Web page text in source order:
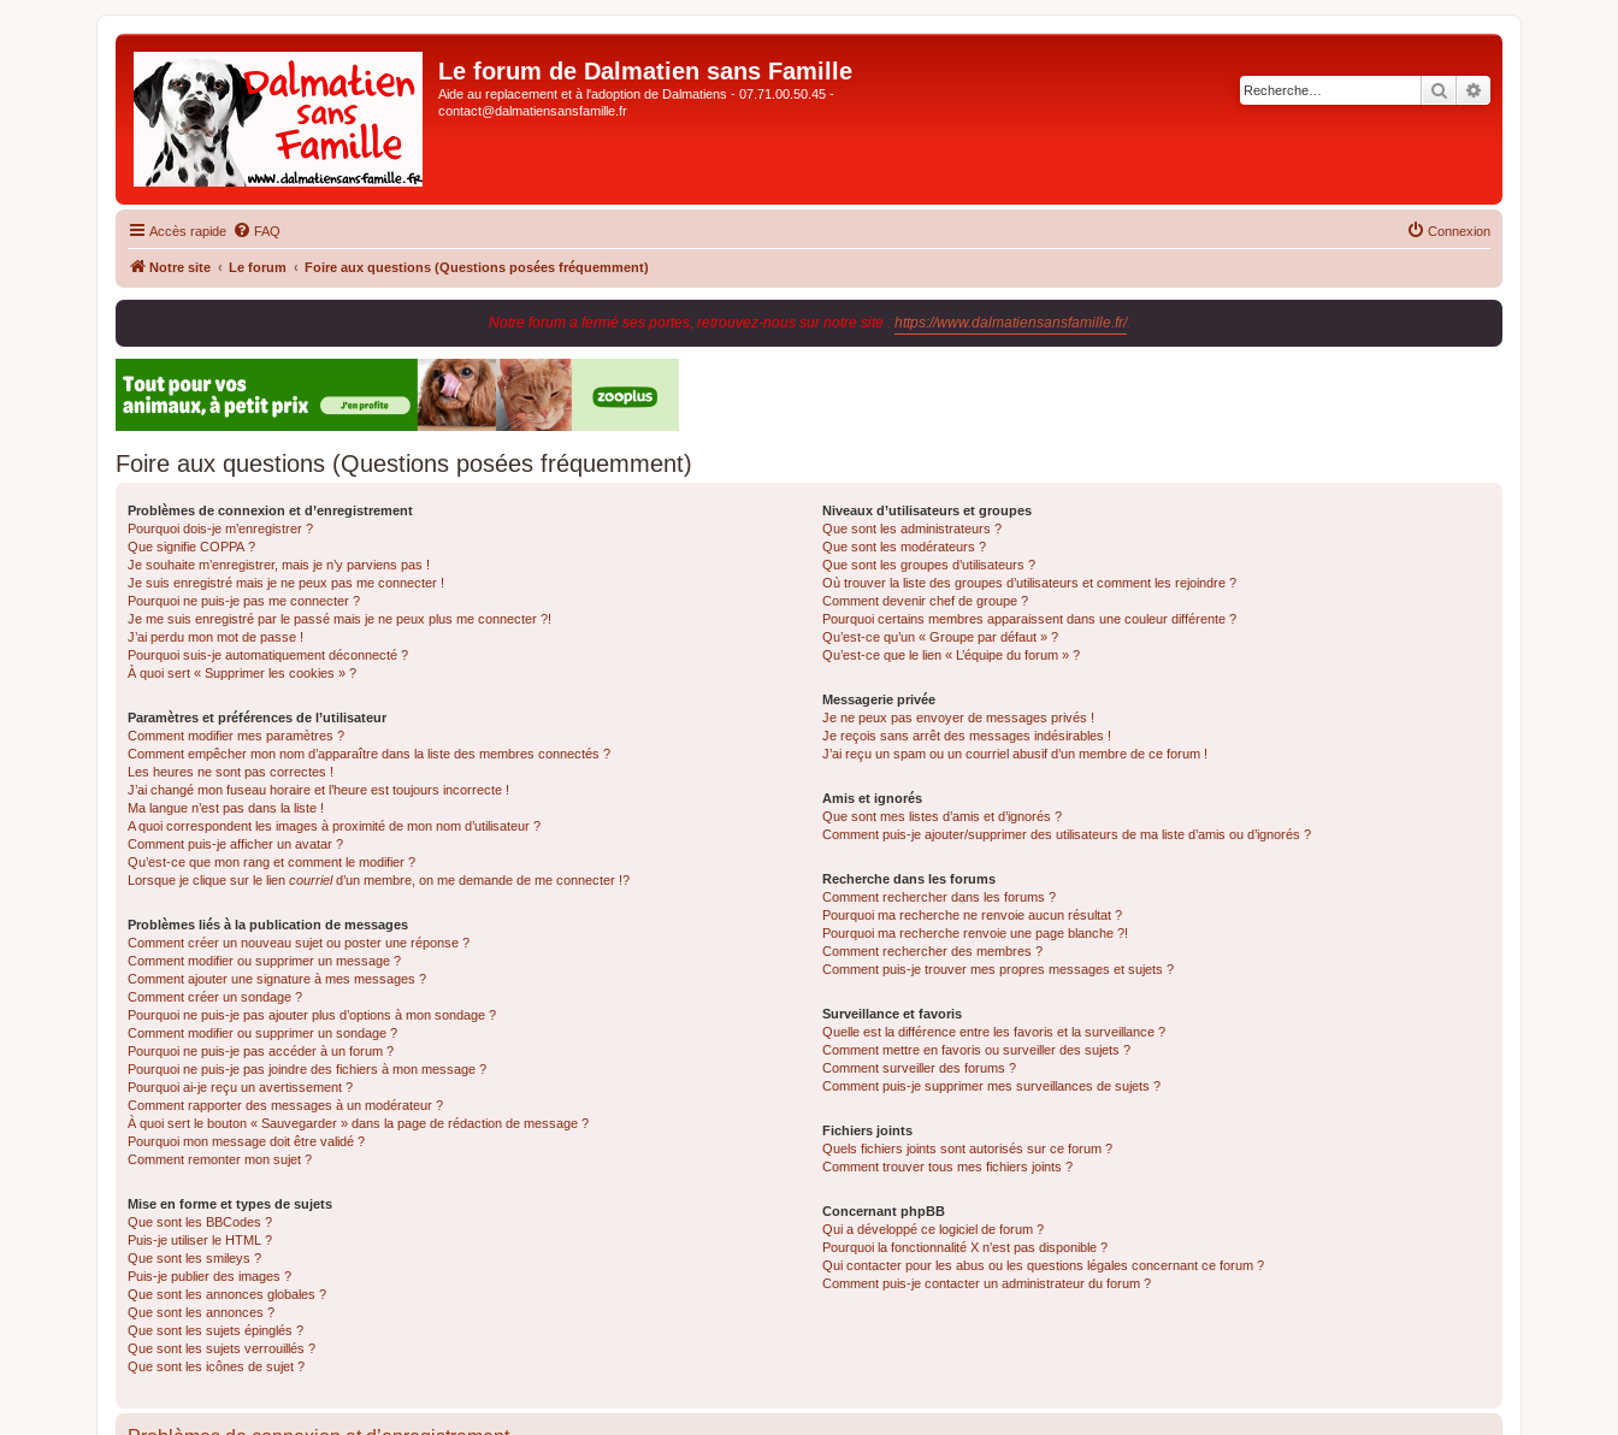
Le forum de Dalmatien sans Famille
Aide au replacement et à l'adoption de Dalmatiens - 07.71.00.50.45 -
contact@dalmatiensansfamille.fr
Rechercher
Accès rapide FAQ Connexion
Notre site Le forum Foire aux questions (Questions posées fréquemment)
Notre forum a fermé ses portes, retrouvez-nous sur notre site : https://www.dalmatiensansfamille.fr/.
Foire aux questions (Questions posées fréquemment)
Problèmes de connexion et d’enregistrement
Pourquoi dois-je m’enregistrer ?
Que signifie COPPA ?
Je souhaite m’enregistrer, mais je n’y parviens pas !
Je suis enregistré mais je ne peux pas me connecter !
Pourquoi ne puis-je pas me connecter ?
Je me suis enregistré par le passé mais je ne peux plus me connecter ?!
J’ai perdu mon mot de passe !
Pourquoi suis-je automatiquement déconnecté ?
À quoi sert « Supprimer les cookies » ?
Paramètres et préférences de l’utilisateur
Comment modifier mes paramètres ?
Comment empêcher mon nom d’apparaître dans la liste des membres connectés ?
Les heures ne sont pas correctes !
J’ai changé mon fuseau horaire et l’heure est toujours incorrecte !
Ma langue n’est pas dans la liste !
A quoi correspondent les images à proximité de mon nom d’utilisateur ?
Comment puis-je afficher un avatar ?
Qu’est-ce que mon rang et comment le modifier ?
Lorsque je clique sur le lien courrield’un membre, on me demande de me connecter !?
Problèmes liés à la publication de messages
Comment créer un nouveau sujet ou poster une réponse ?
Comment modifier ou supprimer un message ?
Comment ajouter une signature à mes messages ?
Comment créer un sondage ?
Pourquoi ne puis-je pas ajouter plus d’options à mon sondage ?
Comment modifier ou supprimer un sondage ?
Pourquoi ne puis-je pas accéder à un forum ?
Pourquoi ne puis-je pas joindre des fichiers à mon message ?
Pourquoi ai-je reçu un avertissement ?
Comment rapporter des messages à un modérateur ?
À quoi sert le bouton « Sauvegarder » dans la page de rédaction de message ?
Pourquoi mon message doit être validé ?
Comment remonter mon sujet ?
Mise en forme et types de sujets
Que sont les BBCodes ?
Puis-je utiliser le HTML ?
Que sont les smileys ?
Puis-je publier des images ?
Que sont les annonces globales ?
Que sont les annonces ?
Que sont les sujets épinglés ?
Que sont les sujets verrouillés ?
Que sont les icônes de sujet ?
Niveaux d’utilisateurs et groupes
Que sont les administrateurs ?
Que sont les modérateurs ?
Que sont les groupes d’utilisateurs ?
Où trouver la liste des groupes d’utilisateurs et comment les rejoindre ?
Comment devenir chef de groupe ?
Pourquoi certains membres apparaissent dans une couleur différente ?
Qu’est-ce qu’un « Groupe par défaut » ?
Qu’est-ce que le lien « L’équipe du forum » ?
Messagerie privée
Je ne peux pas envoyer de messages privés !
Je reçois sans arrêt des messages indésirables !
J’ai reçu un spam ou un courriel abusif d’un membre de ce forum !
Amis et ignorés
Que sont mes listes d’amis et d’ignorés ?
Comment puis-je ajouter/supprimer des utilisateurs de ma liste d’amis ou d’ignorés ?
Recherche dans les forums
Comment rechercher dans les forums ?
Pourquoi ma recherche ne renvoie aucun résultat ?
Pourquoi ma recherche renvoie une page blanche ?!
Comment rechercher des membres ?
Comment puis-je trouver mes propres messages et sujets ?
Surveillance et favoris
Quelle est la différence entre les favoris et la surveillance ?
Comment mettre en favoris ou surveiller des sujets ?
Comment surveiller des forums ?
Comment puis-je supprimer mes surveillances de sujets ?
Fichiers joints
Quels fichiers joints sont autorisés sur ce forum ?
Comment trouver tous mes fichiers joints ?
Concernant phpBB
Qui a développé ce logiciel de forum ?
Pourquoi la fonctionnalité X n’est pas disponible ?
Qui contacter pour les abus ou les questions légales concernant ce forum ?
Comment puis-je contacter un administrateur du forum ?